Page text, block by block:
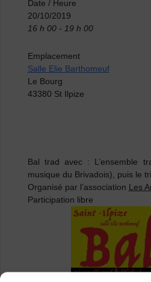
Date / Heure
20/10/2019
16 h 00 - 19 h 00
Emplacement
Salle Elie Barthomeuf
Le Bourg
43380 St Ilpize
Bal trad avec : L’ensemble
musique du Brivadois), puis le
Organisé par l’association Les
Participation libre